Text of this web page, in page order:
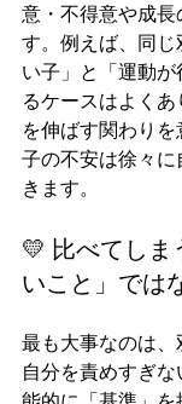
意・不得意や成長
す。例えば、同
い子」と「運動
るケースはよく
を伸ばす関わり
子の不安は徐々
きます。
💛 比べてしま
いこと」では
最も大事なのは、
自分を責めすぎ